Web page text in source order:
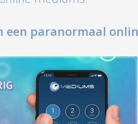
paranormaal